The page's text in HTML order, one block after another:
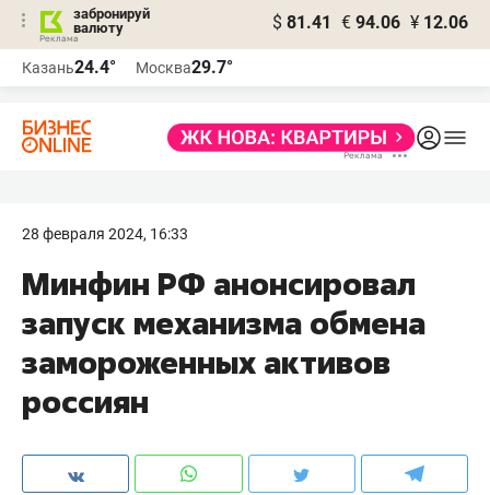
забронируй
валюту
$ 81.41 € 94.06 ¥ 12.06
Казань24.4° Москва29.7°
28 февраля 2024, 16:33
Минфин РФ анонсировал
запуск механизма обмена
замороженных активов
россиян